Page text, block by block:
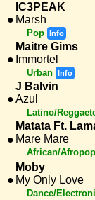
●
IC3PEAK
Marsh
Pop Info
●
Maitre Gims
Immortel
Urban Info
●
J Balvin
Azul
Latino/
●
Matata Ft.
Mare Mare
African/Afropop
●
Moby
My Only Love
Dance/